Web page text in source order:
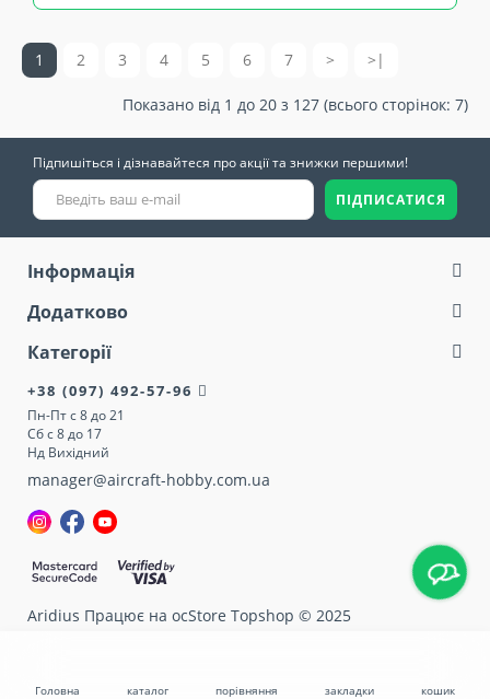
кошик
Головна каталог порівняння закладки
1 2 3 4 5 6 7 > >|
Показано від 1 до 20 з 127 (всього сторінок: 7)
Підпишіться і дізнавайтеся про акції та знижки першими!
ПІДПИСАТИСЯ
Інформація
Додатково
Категорії
+38 (097) 492-57-96
Пн-Пт с 8 до 21
Сб с 8 до 17
Нд Вихідний
manager@aircraft-hobby.com.ua
Aridius Працює на ocStore Topshop © 2025